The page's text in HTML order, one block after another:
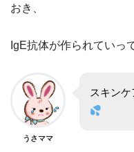
おき、
IgE抗体が作られていっ
うさママ
スキン